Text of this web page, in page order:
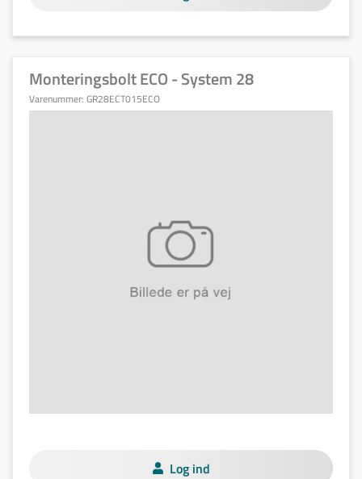
Monteringsbolt ECO - System 28
Varenummer: GR28ECT015ECO
Log ind